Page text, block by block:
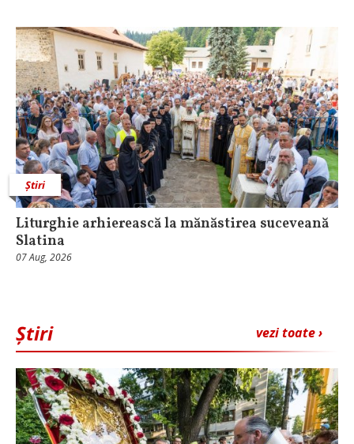
Știri
Liturghie arhierească la mănăstirea suceveană
Slatina
07 Aug, 2026
vezi toate ›
Știri